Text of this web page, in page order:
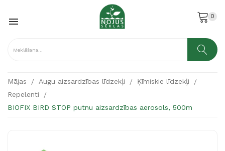
 0
Mājas Augu aizsardzības līdzekļi
Ķīmiskie līdzekļi
Repelenti
BIOFIX BIRD STOP putnu aizsardzības aerosols, 500m